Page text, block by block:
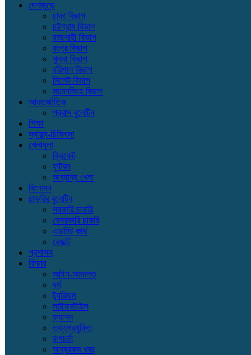
দেশজুড়ে
ঢাকা বিভাগ
চট্টগ্রাম বিভাগ
রাজশাহী বিভাগ
রংপুর বিভাগ
খুলনা বিভাগ
বরিশাল বিভাগ
সিলেট বিভাগ
ময়মনসিংহ বিভাগ
আন্তর্জাতিক
প্রবাস বুলেটিন
শিক্ষা
স্বাস্থ্য-চিকিৎসা
খেলাধুলা
ক্রিকেট
ফুটবল
অন্যান্য খেলা
বিনোদন
চাকরির বুলেটিন
সরকারি চাকরি
বেসরকারি চাকরি
এডমিট কার্ড
রেজাল্ট
প্রশাসন
ফিচার
আইন-আদালত
ধর্ম
ট্যুরিজম
লাইফস্টাইল
ফ্যাশন
তথ্যপ্রযুক্তি
রূপচর্চা
অন্যরকম খবর